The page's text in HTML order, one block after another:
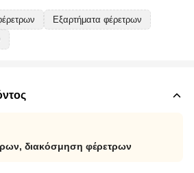
Εξαρτήματα φέρετρων
, διακόσμηση φέρετρων